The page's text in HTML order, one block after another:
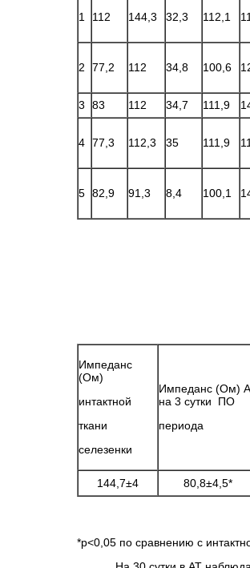
1 112 144,3 32,3 112,1
2 77,2 112 34,8 100,6
3 83 112 34,7 111,9
4 77,3 112,3 35 111,9
5 82,9 91,3 8,4 100,1
Импеданс
(Ом)
интактной
ткани
селезенки
Импеданс (Ом)
на 3 сутки ПО
периода
144,7±4 80,8±4,5*
*р<0,05 по сравнению с